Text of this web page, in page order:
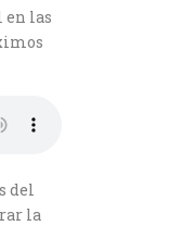
en las
del
la